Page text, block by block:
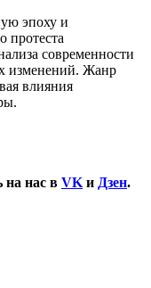
эпоху и
протеста
современности
изменений. Жанр
влияния
на нас в VK и Дзен.